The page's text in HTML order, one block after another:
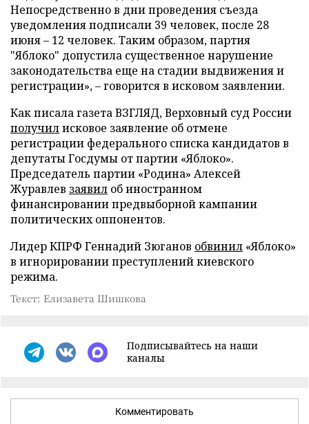
Непосредственно в дни проведения съезда
уведомления подписали 39 человек, после 28
июня – 12 человек. Таким образом, партия
"Яблоко" допустила существенное нарушение
законодательства еще на стадии выдвижения и
регистрации», – говорится в исковом заявлении.
Как писала газета ВЗГЛЯД, Верховный суд России
получилисковое заявление об отмене
регистрации федерального списка кандидатов в
депутаты Госдумы от партии «Яблоко».
Председатель партии «Родина» Алексей
Журавлев заявил об иностранном
финансировании предвыборной кампании
политических оппонентов.
Лидер КПРФ Геннадий Зюганов обвинил «Яблоко»
в игнорировании преступлений киевского
режима.
Текст: Елизавета Шишкова
Подписывайтесь на наши
каналы
Комментировать